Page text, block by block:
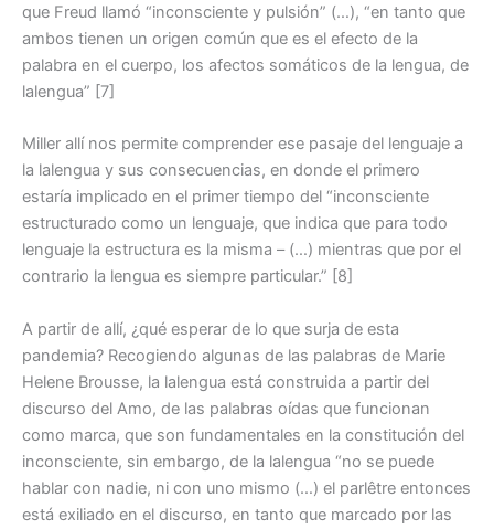
que Freud llamó “inconsciente y pulsión” (…), “en tanto que
ambos tienen un origen común que es el efecto de la
palabra en el cuerpo, los afectos somáticos de la lengua, de
lalengua” [7]
Miller allí nos permite comprender ese pasaje del lenguaje a
la lalengua y sus consecuencias, en donde el primero
estaría implicado en el primer tiempo del “inconsciente
estructurado como un lenguaje, que indica que para todo
lenguaje la estructura es la misma – (…) mientras que por el
contrario la lengua es siempre particular.” [8]
A partir de allí, ¿qué esperar de lo que surja de esta
pandemia? Recogiendo algunas de las palabras de Marie
Helene Brousse, la lalengua está construida a partir del
discurso del Amo, de las palabras oídas que funcionan
como marca, que son fundamentales en la constitución del
inconsciente, sin embargo, de la lalengua “no se puede
hablar con nadie, ni con uno mismo (…) el parlêtre entonces
está exiliado en el discurso, en tanto que marcado por las